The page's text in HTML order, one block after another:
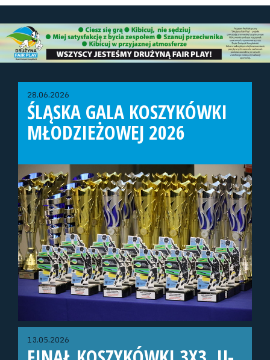
28.06.2026
ŚLĄSKA GALA KOSZYKÓWKI
MŁODZIEŻOWEJ 2026
13.05.2026